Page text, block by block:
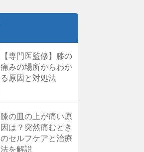
【専門医監修】膝の
痛みの場所からわか
る原因と対処法
膝の皿の上が痛い原
因は？突然痛むとき
のセルフケアと治療
法を解説